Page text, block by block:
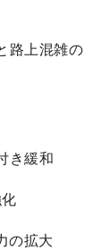
路上混雑の
き緩和
の拡大